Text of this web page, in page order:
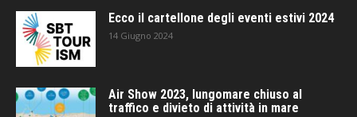
Ecco il cartellone degli eventi estivi 2024
14 Giugno 2024
Air Show 2023, lungomare chiuso al
traffico e divieto di attività in mare